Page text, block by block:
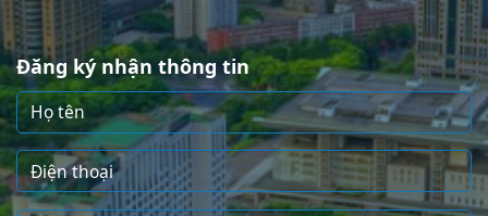
Đăng ký nhận thông tin